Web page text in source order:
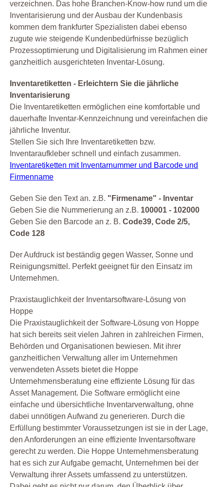
verzeichnen. Das hohe Branchen-Know-how rund um die
Inventarisierung und der Ausbau der Kundenbasis
kommen dem frankfurter Spezialisten dabei ebenso
zugute wie steigende Kundenbedürfnisse bezüglich
Prozessoptimierung und Digitalisierung im Rahmen einer
ganzheitlich ausgerichteten Inventar-Lösung.
Inventaretiketten - Erleichtern Sie die jährliche
Inventarisierung
Die Inventaretiketten ermöglichen eine komfortable und
dauerhafte Inventar-Kennzeichnung und vereinfachen die
jährliche Inventur.
Stellen Sie sich Ihre Inventaretiketten bzw.
Inventaraufkleber schnell und einfach zusammen.
Inventaretiketten mit Inventarnummer und Barcode und
Firmenname
Geben Sie den Text an. z.B. "Firmename" - Inventar
Geben Sie die Nummerierung an z.B. 100001 - 102000
Geben Sie den Barcode an z. B. Code39, Code 2/5,
Code 128
Der Aufdruck ist beständig gegen Wasser, Sonne und
Reinigungsmittel. Perfekt geeignet für den Einsatz im
Unternehmen.
Praxistauglichkeit der Inventarsoftware-Lösung von
Hoppe
Die Praxistauglichkeit der Software-Lösung von Hoppe
hat sich bereits seit vielen Jahren in zahlreichen Firmen,
Behörden und Organisationen bewiesen. Mit ihrer
ganzheitlichen Verwaltung aller im Unternehmen
verwendeten Assets bietet die Hoppe
Unternehmensberatung eine effiziente Lösung für das
Asset Management. Die Software ermöglicht eine
einfache und übersichtliche Inventarverwaltung, ohne
dabei unnötigen Aufwand zu generieren. Durch die
Erfüllung bestimmter Voraussetzungen ist sie in der Lage,
den Anforderungen an eine effiziente Inventarsoftware
gerecht zu werden. Die Hoppe Unternehmensberatung
hat es sich zur Aufgabe gemacht, Unternehmen bei der
Verwaltung ihrer Assets umfassend zu unterstützen.